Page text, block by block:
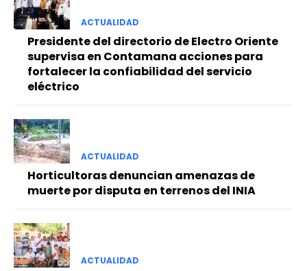
ACTUALIDAD
Presidente del directorio de Electro Oriente
supervisa en Contamana acciones para
fortalecer la confiabilidad del servicio
eléctrico
ACTUALIDAD
Horticultoras denuncian amenazas de
muerte por disputa en terrenos del INIA
ACTUALIDAD